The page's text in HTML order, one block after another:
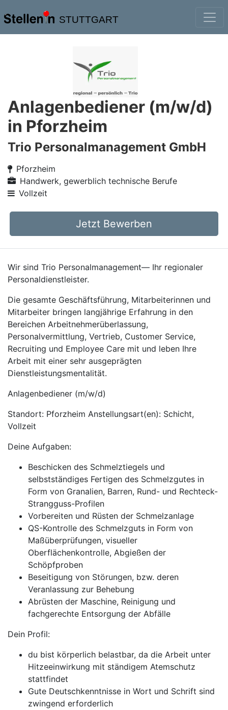
STUTTGART
Anlagenbediener (m/w/d)
in Pforzheim
Trio Personalmanagement GmbH
Pforzheim
Handwerk, gewerblich technische Berufe
Vollzeit
Jetzt Bewerben
Wir sind Trio Personalmanagement— Ihr regionaler
Personaldienstleister.
Die gesamte Geschäftsführung, Mitarbeiterinnen und
Mitarbeiter bringen langjährige Erfahrung in den
Bereichen Arbeitnehmerüberlassung,
Personalvermittlung, Vertrieb, Customer Service,
Recruiting und Employee Care mit und leben Ihre
Arbeit mit einer sehr ausgeprägten
Dienstleistungsmentalität.
Anlagenbediener (m/w/d)
Standort: Pforzheim Anstellungsart(en): Schicht,
Vollzeit
Deine Aufgaben:
Beschicken des Schmelztiegels und
selbstständiges Fertigen des Schmelzgutes in
Form von Granalien, Barren, Rund- und Rechteck-
Strangguss-Profilen
Vorbereiten und Rüsten der Schmelzanlage
QS-Kontrolle des Schmelzguts in Form von
Maßüberprüfungen, visueller
Oberflächenkontrolle, Abgießen der
Schöpfproben
Beseitigung von Störungen, bzw. deren
Veranlassung zur Behebung
Abrüsten der Maschine, Reinigung und
fachgerechte Entsorgung der Abfälle
Dein Profil:
du bist körperlich belastbar, da die Arbeit unter
Hitzeeinwirkung mit ständigem Atemschutz
stattfindet
Gute Deutschkenntnisse in Wort und Schrift sind
zwingend erforderlich